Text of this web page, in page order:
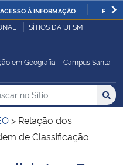
ACESSO À INFORMAÇÃO
SÍTIOS DA UFSM
em Geografia – Campus Santa
no no Sítio
> Relação dos
de Classificação